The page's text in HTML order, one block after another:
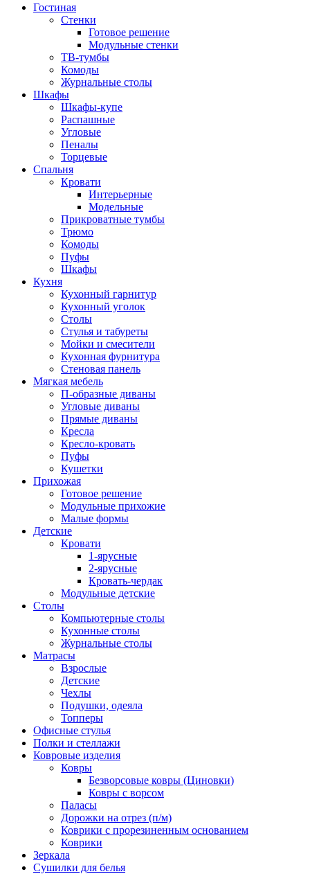
Гостиная
Стенки
Готовое решение
Модульные стенки
ТВ-тумбы
Комоды
Журнальные столы
Шкафы
Шкафы-купе
Распашные
Угловые
Пеналы
Торцевые
Спальня
Кровати
Интерьерные
Модельные
Прикроватные тумбы
Трюмо
Комоды
Пуфы
Шкафы
Кухня
Кухонный гарнитур
Кухонный уголок
Столы
Стулья и табуреты
Мойки и смесители
Кухонная фурнитура
Стеновая панель
Мягкая мебель
П-образные диваны
Угловые диваны
Прямые диваны
Кресла
Кресло-кровать
Пуфы
Кушетки
Прихожая
Готовое решение
Модульные прихожие
Малые формы
Детские
Кровати
1-ярусные
2-ярусные
Кровать-чердак
Модульные детские
Столы
Компьютерные столы
Кухонные столы
Журнальные столы
Матрасы
Взрослые
Детские
Чехлы
Подушки, одеяла
Топперы
Офисные стулья
Полки и стеллажи
Ковровые изделия
Ковры
Безворсовые ковры (Циновки)
Ковры с ворсом
Паласы
Дорожки на отрез (п/м)
Коврики с прорезиненным основанием
Коврики
Зеркала
Сушилки для белья